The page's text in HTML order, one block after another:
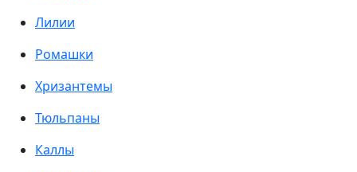
Лилии
Ромашки
Хризантемы
Тюльпаны
Каллы